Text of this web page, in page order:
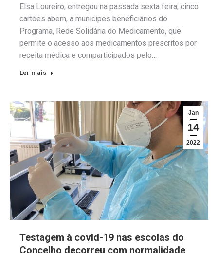
Elsa Loureiro, entregou na passada sexta feira, cinco
cartões abem, a munícipes beneficiários do
Programa, Rede Solidária do Medicamento, que
permite o acesso aos medicamentos prescritos por
receita médica e comparticipados pelo…
Ler mais
Jan
14
2022
Testagem à covid-19 nas escolas do
Concelho decorreu com normalidade